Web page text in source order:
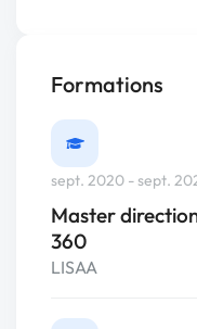
Formations
sept. 2020 - sept.
Master
360
LISAA